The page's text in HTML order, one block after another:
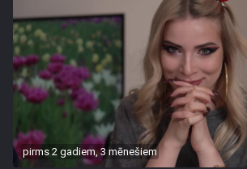
pirms 2 gadiem, 3 mēnešiem